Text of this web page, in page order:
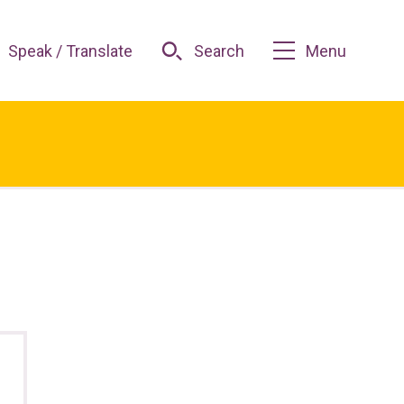
Speak / Translate Search Menu